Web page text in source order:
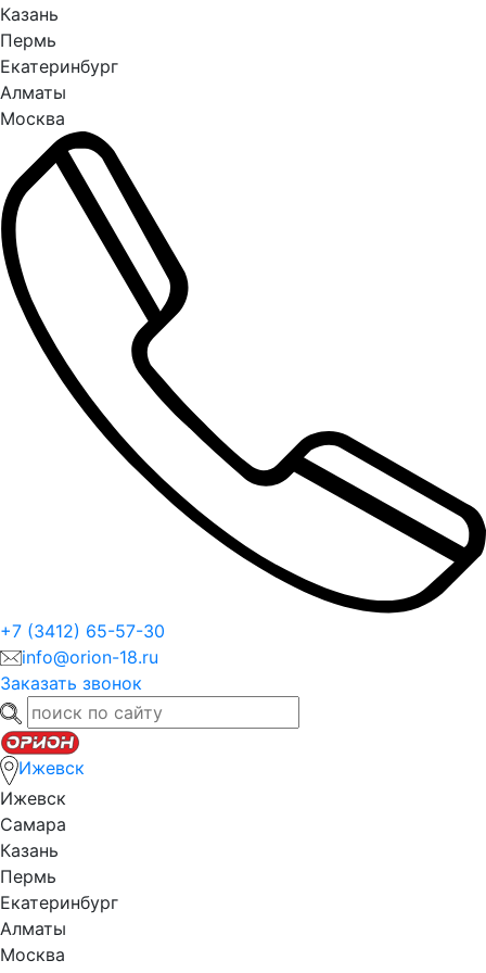
Казань
Пермь
Екатеринбург
Алматы
Москва
+7 (3412) 65-57-30
info@orion-18.ru
Заказать звонок
Ижевск
Ижевск
Самара
Казань
Пермь
Екатеринбург
Алматы
Москва